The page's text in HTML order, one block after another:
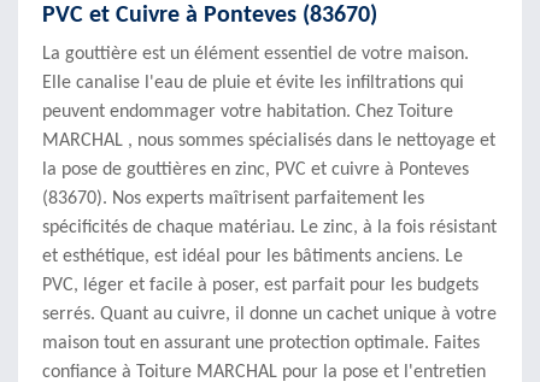
PVC et Cuivre à Ponteves (83670)
La gouttière est un élément essentiel de votre maison.
Elle canalise l'eau de pluie et évite les infiltrations qui
peuvent endommager votre habitation. Chez Toiture
MARCHAL , nous sommes spécialisés dans le nettoyage et
la pose de gouttières en zinc, PVC et cuivre à Ponteves
(83670). Nos experts maîtrisent parfaitement les
spécificités de chaque matériau. Le zinc, à la fois résistant
et esthétique, est idéal pour les bâtiments anciens. Le
PVC, léger et facile à poser, est parfait pour les budgets
serrés. Quant au cuivre, il donne un cachet unique à votre
maison tout en assurant une protection optimale. Faites
confiance à Toiture MARCHAL pour la pose et l'entretien